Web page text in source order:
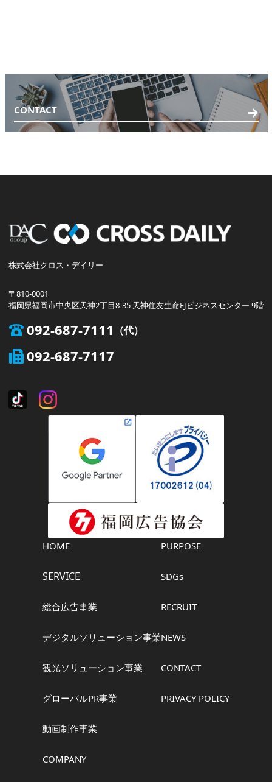
CONTACT
株式会社クロス・デイリー
〒810-0001
福岡県福岡市中央区天神2丁目8-35 天神住友生命FJビジネスセンター 9階
092-687-7111
092-687-7117
HOME
SERVICE
総合広告事業
デジタルソリューション事業
観光ソリューション事業
グローバルPR事業
動画制作事業
COMPANY
PURPOSE
SDGs
RECRUIT
NEWS
CONTACT
PRIVACY POLICY